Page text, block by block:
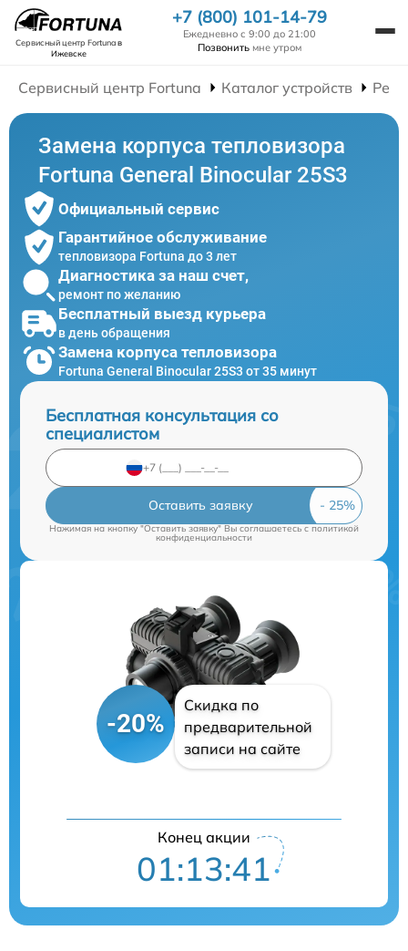
Сервисный центр Fortunaв
Ижевске
+7 (800) 101-14-79
Ежедневно с 9:00 до 21:00
Позвонить мне утром
Сервисный центр Fortuna Каталог устройств
Замена корпуса тепловизора
Fortuna General Binocular 25S3
Официальный сервис
Гарантийное обслуживание
тепловизора Fortuna до 3 лет
Диагностика за наш счет,
ремонт по желанию
Бесплатный выезд курьера
в день обращения
Замена корпуса тепловизора
Fortuna General Binocular 25S3 от 35 минут
Бесплатная консультация со
специалистом
Оставить заявку
Нажимая на кнопку "Оставить заявку" Вы соглашаетесь cполитикой
конфиденциальности
-20%
Скидка по
предварительной
записи на сайте
Конец акции
01:13:41